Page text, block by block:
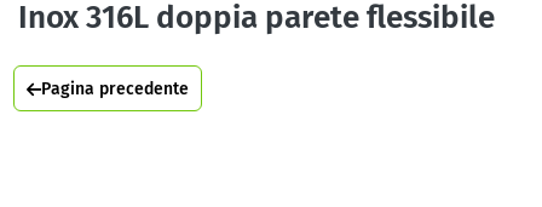
Inox 316L doppia parete flessibile
Pagina precedente